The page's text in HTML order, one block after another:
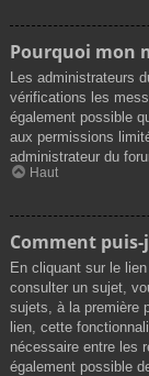
Pourquoi mon
Les administrateurs
vérifications les
également possible
aux permissions
administrateur du
Haut
Comment
En cliquant sur le
consulter un sujet,
sujets, à la première
lien, cette
nécessaire entre les
également possible